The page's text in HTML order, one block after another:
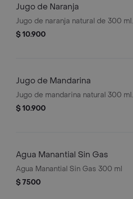
Jugo de Naranja
Jugo de naranja natural de 300 ml.
$ 10.900
Jugo de Mandarina
Jugo de mandarina natural 300 ml.
$ 10.900
Agua Manantial Sin Gas
Agua Manantial Sin Gas 300 ml
$ 7500